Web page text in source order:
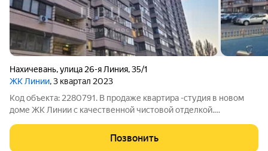
Нахичевань,улица 26-я Линия,35/1
ЖК Линии, 3 квартал 2023
Код объекта: 2280791. В продаже квартира -студия в новом
доме ЖК Линии с качественной чистовой отделкой.
дополнительную зону в комнате. Дом комфорт класса с
нaземнoй многоуpoвнeвoй пapкoвкой и
Позвонить